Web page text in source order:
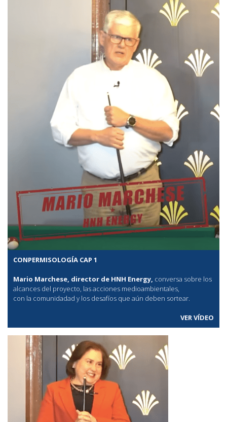
CONPERMISOLOGÍA CAP 1
Mario Marchese, director de HNH Energy, conversa sobre los
alcances del proyecto, las acciones medioambientales,
con la comunidadad y los desafíos que aún deben sortear.
VER VÍDEO